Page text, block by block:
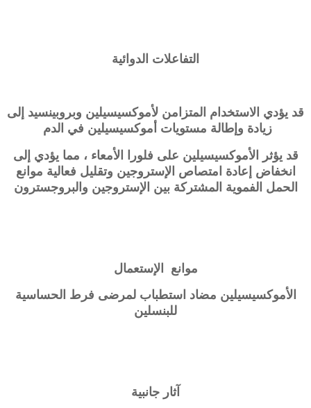
التفاعلات الدوائية
قد يؤدي الاستخدام المتزامن لأموكسيسيلين وبروبينسيد إلى
زيادة وإطالة مستويات أموكسيسيلين في الدم
قد يؤثر الأموكسيسيلين على فلورا الأمعاء ، مما يؤدي إلى
انخفاض إعادة امتصاص الإستروجين وتقليل فعالية موانع
الحمل الفموية المشتركة بين الإستروجين والبروجسترون
موانع الإستعمال
الأموكسيسيلين مضاد استطباب لمرضى فرط الحساسية
للبنسلين
آثار جانبية